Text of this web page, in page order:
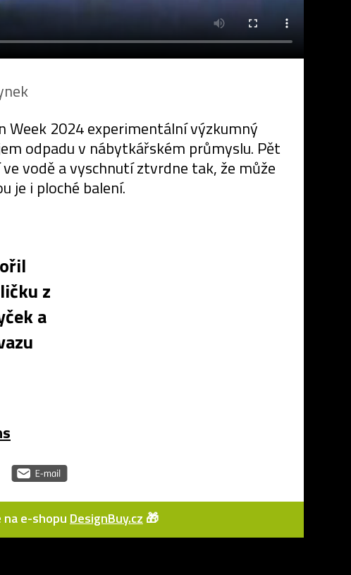
Week 2024 experimentální výzkumný
odpadu v nábytkářském průmyslu. Pět
vodě a vyschnutí ztvrdne tak, že může
je i ploché balení.
z
a
e-shopu DesignBuy.cz 🎁